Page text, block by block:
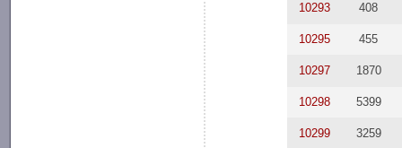
10293 408
10295 455
10297 1870
10298 5399
10299 3259